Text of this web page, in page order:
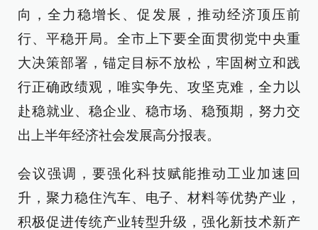
向，全力稳增长、促发展，推动经济顶压前
行、平稳开局。全市上下要全面贯彻党中央重
大决策部署，锚定目标不放松，牢固树立和践
行正确政绩观，唯实争先、攻坚克难，全力以
赴稳就业、稳企业、稳市场、稳预期，努力交
出上半年经济社会发展高分报表。
会议强调，要强化科技赋能推动工业加速回
升，聚力稳住汽车、电子、材料等优势产业，
积极促进传统产业转型升级，强化新技术新产